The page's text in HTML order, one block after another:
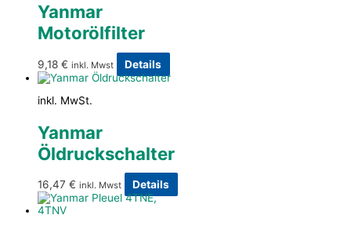
Yanmar
Motorölfilter
9,18 € inkl. Mwst Details
inkl. MwSt.
Yanmar
Öldruckschalter
16,47 € inkl. Mwst Details